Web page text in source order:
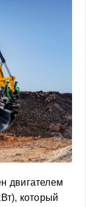
двигателем
который